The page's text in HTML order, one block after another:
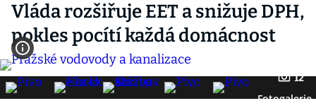
Vláda rozšiřuje EET a snižuje DPH,
pokles pocítí každá domácnost
12
Fotogalerie